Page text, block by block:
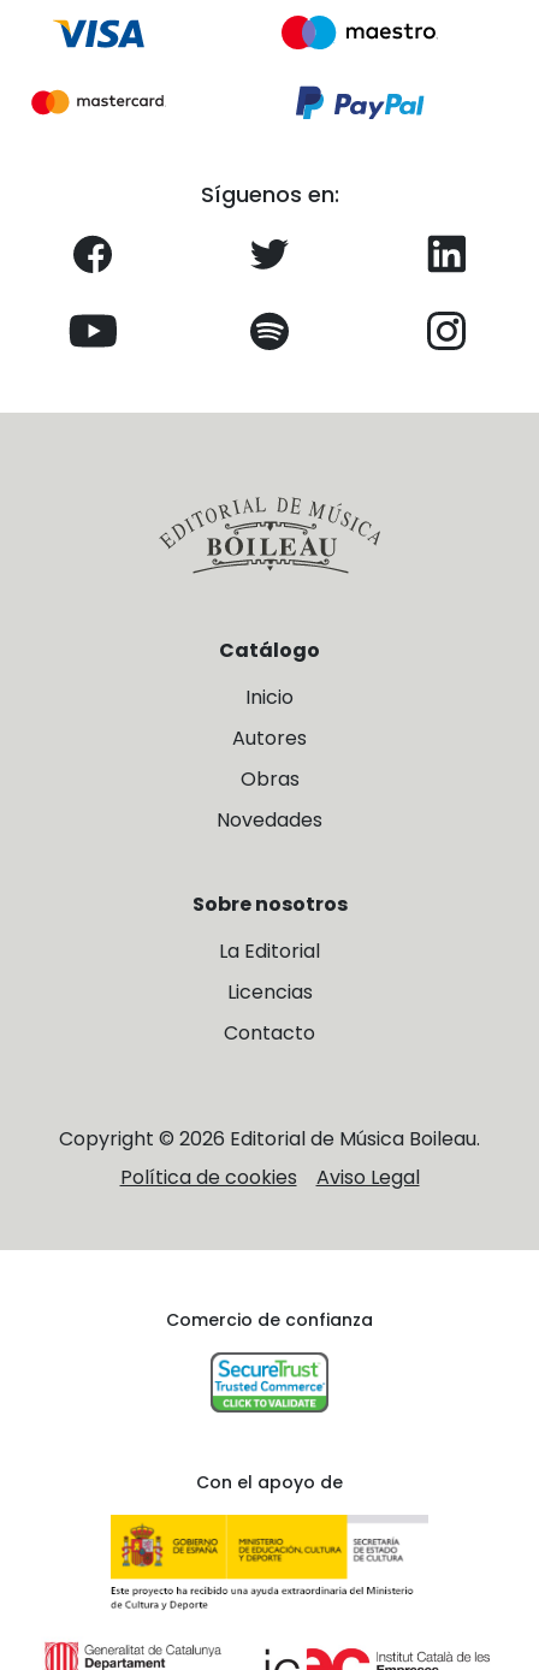
Síguenos en:
Catálogo
Inicio
Autores
Obras
Novedades
Sobre nosotros
La Editorial
Licencias
Contacto
Copyright © 2026 Editorial de Música Boileau.
Política de cookies
Aviso Legal
Comercio de confianza
Con el apoyo de